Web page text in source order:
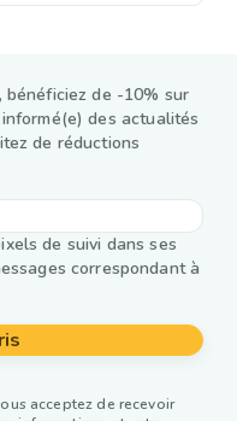
de -10% sur
des actualités
de réductions
de suivi dans ses
correspondant à
acceptez de recevoir